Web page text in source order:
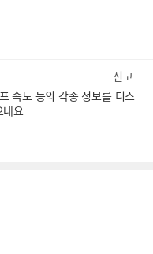
신고
속도 등의 각종 정보를 디스
요